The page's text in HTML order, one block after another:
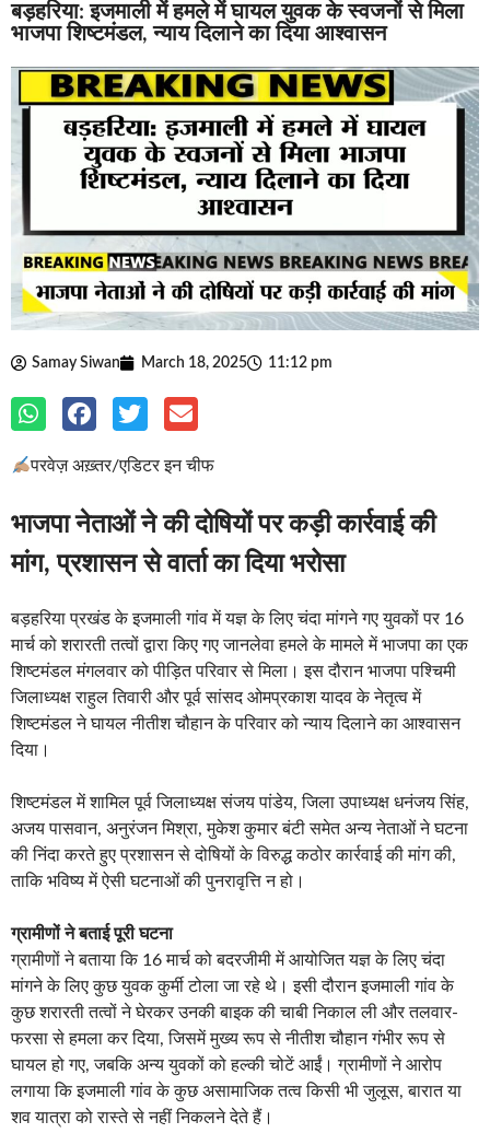
बड़हरिया: इजमाली में हमले में घायल युवक के स्वजनों से मिला
भाजपा शिष्टमंडल, न्याय दिलाने का दिया आश्वासन
Samay Siwan March 18, 2025 11:12 pm
परवेज़ अख़्तर/एडिटर इन चीफ
भाजपा नेताओं ने की दोषियों पर कड़ी कार्रवाई की
मांग, प्रशासन से वार्ता का दिया भरोसा
बड़हरिया प्रखंड के इजमाली गांव में यज्ञ के लिए चंदा मांगने गए युवकों पर 16
मार्च को शरारती तत्वों द्वारा किए गए जानलेवा हमले के मामले में भाजपा का एक
शिष्टमंडल मंगलवार को पीड़ित परिवार से मिला। इस दौरान भाजपा पश्चिमी
जिलाध्यक्ष राहुल तिवारी और पूर्व सांसद ओमप्रकाश यादव के नेतृत्व में
शिष्टमंडल ने घायल नीतीश चौहान के परिवार को न्याय दिलाने का आश्वासन
दिया।
शिष्टमंडल में शामिल पूर्व जिलाध्यक्ष संजय पांडेय, जिला उपाध्यक्ष धनंजय सिंह,
अजय पासवान, अनुरंजन मिश्रा, मुकेश कुमार बंटी समेत अन्य नेताओं ने घटना
की निंदा करते हुए प्रशासन से दोषियों के विरुद्ध कठोर कार्रवाई की मांग की,
ताकि भविष्य में ऐसी घटनाओं की पुनरावृत्ति न हो।
ग्रामीणों ने बताई पूरी घटना
ग्रामीणों ने बताया कि 16 मार्च को बदरजीमी में आयोजित यज्ञ के लिए चंदा
मांगने के लिए कुछ युवक कुर्मी टोला जा रहे थे। इसी दौरान इजमाली गांव के
कुछ शरारती तत्वों ने घेरकर उनकी बाइक की चाबी निकाल ली और तलवार-
फरसा से हमला कर दिया, जिसमें मुख्य रूप से नीतीश चौहान गंभीर रूप से
घायल हो गए, जबकि अन्य युवकों को हल्की चोटें आईं। ग्रामीणों ने आरोप
लगाया कि इजमाली गांव के कुछ असामाजिक तत्व किसी भी जुलूस, बारात या
शव यात्रा को रास्ते से नहीं निकलने देते हैं।